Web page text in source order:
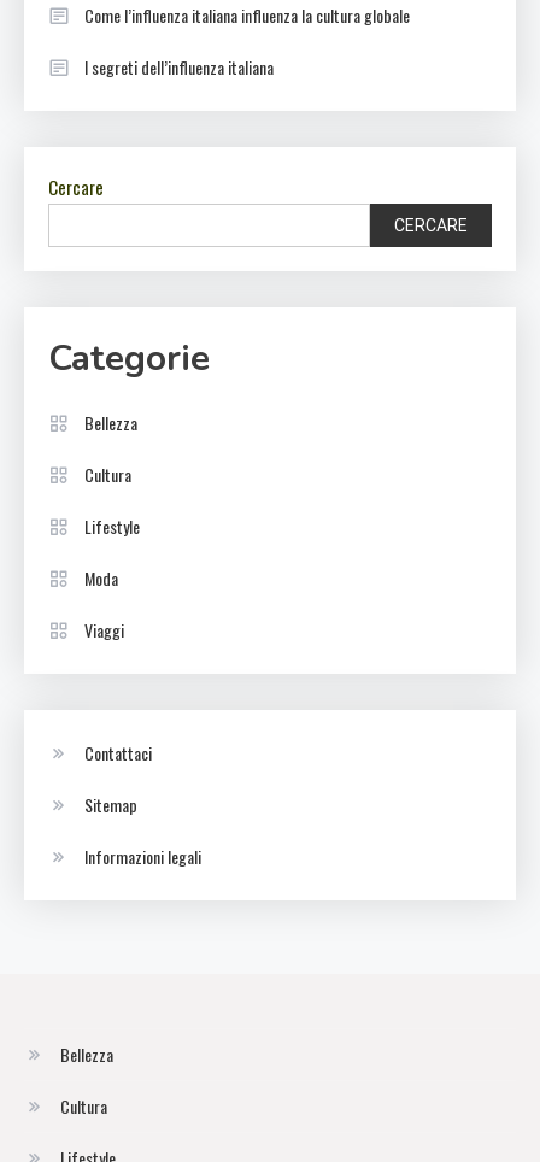
Come l’influenza italiana influenza la cultura globale
I segreti dell’influenza italiana
Cercare
CERCARE
Categorie
Bellezza
Cultura
Lifestyle
Moda
Viaggi
Contattaci
Sitemap
Informazioni legali
Bellezza
Cultura